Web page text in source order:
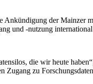
Ankündigung der Mainzer
und -nutzung
die wir heute
zu